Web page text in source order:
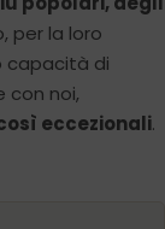
per la loro
capacità di
con noi,
eccezionali.